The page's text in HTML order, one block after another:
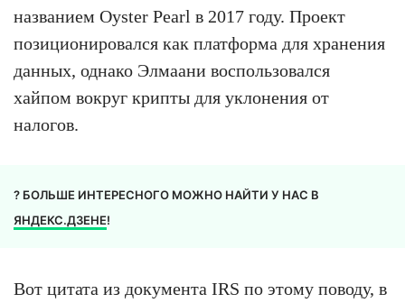
названием Oyster Pearl в 2017 году. Проект
позиционировался как платформа для хранения
данных, однако Элмаани воспользовался
хайпом вокруг крипты для уклонения от
налогов.
? БОЛЬШЕ ИНТЕРЕСНОГО МОЖНО НАЙТИ У НАС В
ЯНДЕКС.ДЗЕНЕ!
Вот цитата из документа IRS по этому поводу, в